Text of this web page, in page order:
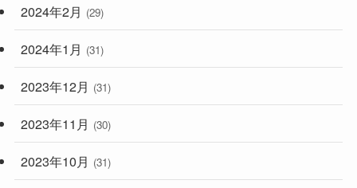
2024年2月 (29)
2024年1月 (31)
2023年12月 (31)
2023年11月 (30)
2023年10月 (31)